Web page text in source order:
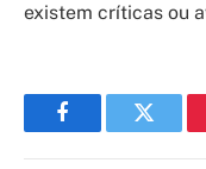
existem críticas ou
FacebookTwitter